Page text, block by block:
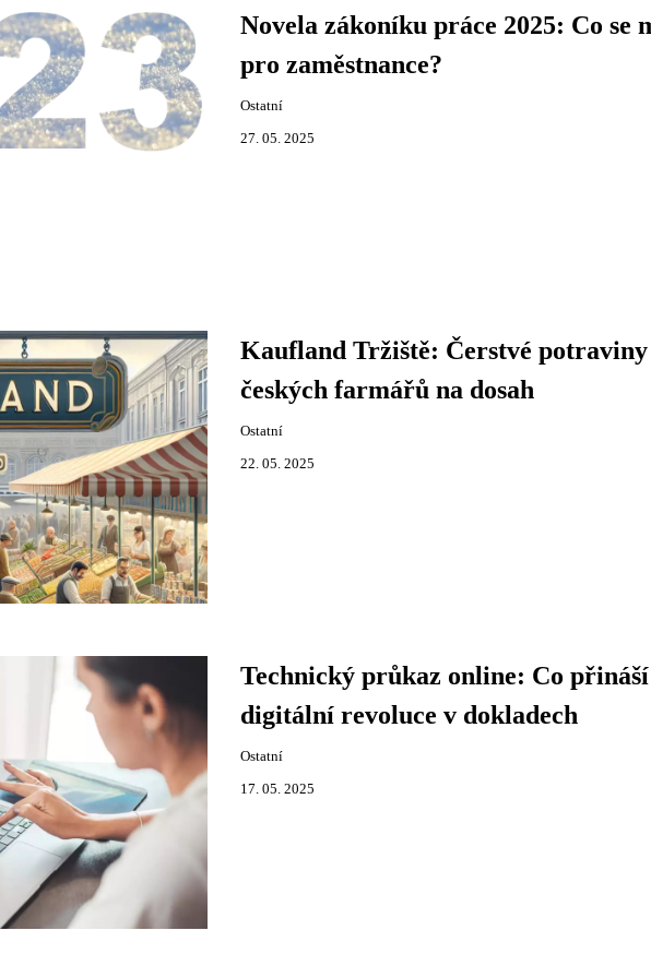
Novela zákoníku práce 2025: Co se
pro zaměstnance?
Ostatní
27. 05. 2025
Kaufland Tržiště: Čerstvé potraviny
českých farmářů na dosah
Ostatní
22. 05. 2025
Technický průkaz online: Co přináší
digitální revoluce v dokladech
Ostatní
17. 05. 2025